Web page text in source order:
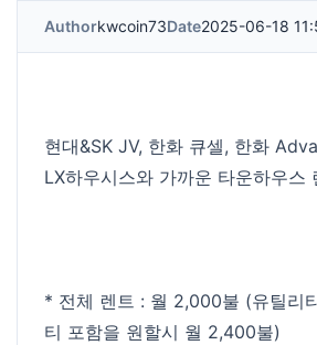
Authorkwcoin73Date2025-06-18
현대&SK JV, 한화 큐셀, 한화
LX하우시스와 가까운 타운하우스
* 전체 렌트 : 월 2,000불 (유틸리
티 포함을 원할시 월 2,400불)